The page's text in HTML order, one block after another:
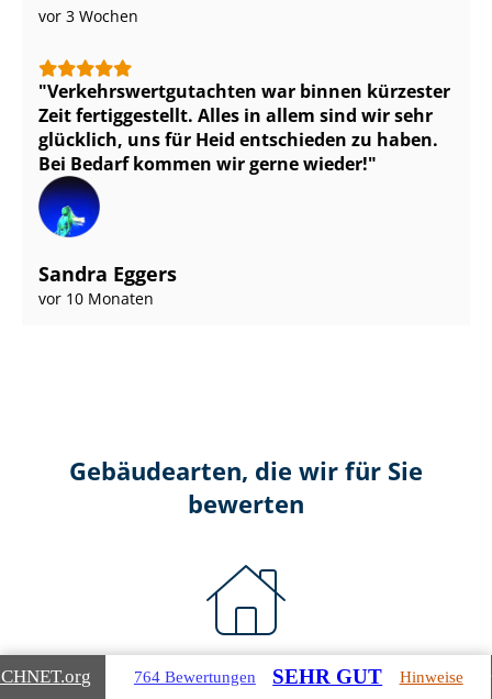
vor 3 Wochen
Ver­kehrs­wert­gut­ach­ten war binnen kürzester
Zeit fertiggestellt. Alles in allem sind wir sehr
glücklich, uns für Heid entschieden zu haben.
Bei Bedarf kommen wir gerne wieder!
Sandra Eggers
vor 10 Monaten
Gebäudearten, die wir für Sie
bewerten
Wohnimmobilien
.org 764 Bewertungen SEHR GUT Hinweise